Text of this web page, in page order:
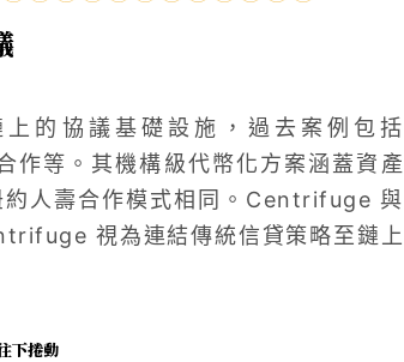
的協議基礎設施，過去案例包括
等。其機構級代幣化方案涵蓋資產
約人壽合作模式相同。Centrifuge 與
視為連結傳統信貸策略至鏈上
下捲動